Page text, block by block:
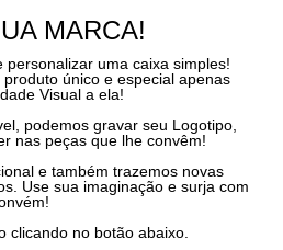
MARCA!
personalizar uma caixa simples!
único e especial apenas
Visual a ela!
podemos gravar seu Logotipo,
nas peças que lhe convêm!
e também trazemos novas
Use sua imaginação e surja com
clicando no botão abaixo.